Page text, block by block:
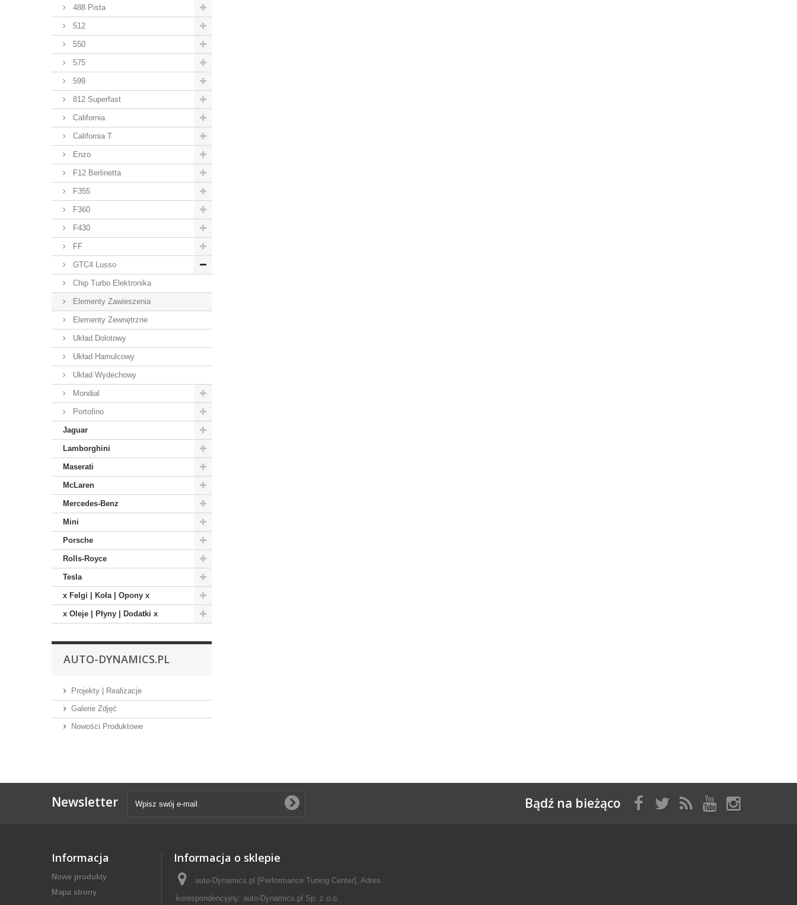
488 Pista
512
550
575
599
812 Superfast
California
California T
Enzo
F12 Berlinetta
F355
F360
F430
FF
GTC4 Lusso
Chip Turbo Elektronika
Elementy Zawieszenia
Elementy Zewnętrzne
Układ Dolotowy
Układ Hamulcowy
Układ Wydechowy
Mondial
Portofino
Jaguar
Lamborghini
Maserati
McLaren
Mercedes-Benz
Mini
Porsche
Rolls-Royce
Tesla
x Felgi | Koła | Opony x
x Oleje | Płyny | Dodatki x
AUTO-DYNAMICS.PL
Projekty | Realizacje
Galerie Zdjęć
Nowości Produktowe
Newsletter Bądź na bieżąco
Informacja
Nowe produkty
Mapa strony
Informacja o sklepie
auto-Dynamics.pl [Performance Tuning Center], Adres
korespondencyjny: auto-Dynamics.pl Sp. z o.o.